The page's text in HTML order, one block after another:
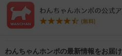
わんちゃんホンポの最新情報をお届け